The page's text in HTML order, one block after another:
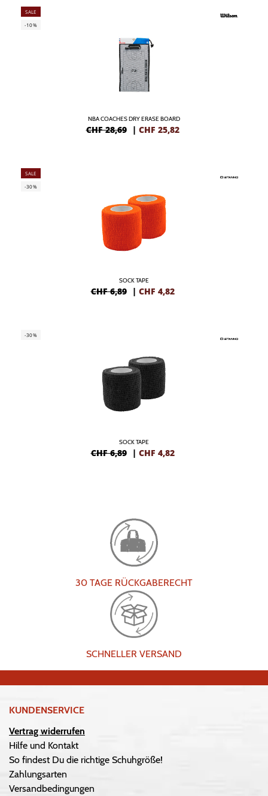
SALE
-10%
NBA COACHES DRY ERASE BOARD
CHF 28,69 | CHF 25,82
SALE
-30%
SOCK TAPE
CHF 6,89 | CHF 4,82
-30%
SOCK TAPE
CHF 6,89 | CHF 4,82
30 TAGE RÜCKGABERECHT
SCHNELLER VERSAND
KUNDENSERVICE
Vertrag widerrufen
Hilfe und Kontakt
So findest Du die richtige Schuhgröße!
Zahlungsarten
Versandbedingungen